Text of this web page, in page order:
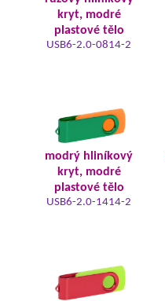
kryt, modré
plastové tělo
USB6-2.0-0814-2
modrý hliníkový
kryt, modré
plastové tělo
USB6-2.0-1414-2